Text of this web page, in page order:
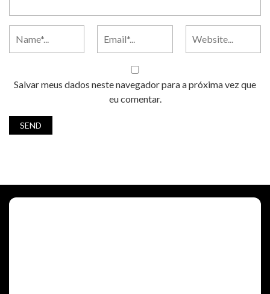
Salvar meus dados neste navegador para a próxima vez que
eu comentar.